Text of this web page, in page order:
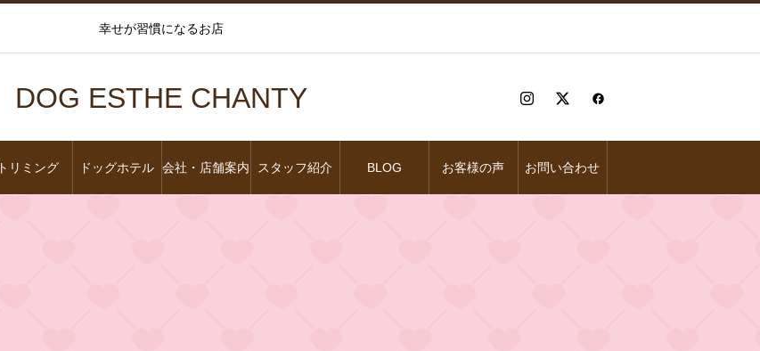
幸せが習慣になるお店
DOG ESTHE CHANTY
トリミング ドッグホテル 会社・店舗案内 スタッフ紹介 BLOG お客様の声 お問い合わせ